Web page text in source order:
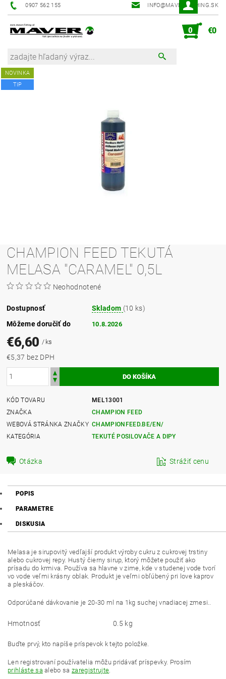
0907 562 155 INFO@MAVER-FISHING.SK
0 €0
NOVINKA
TIP
CHAMPION FEED TEKUTÁ
MELASA "CARAMEL" 0,5L
Neohodnotené
Dostupnosť Skladom (10 ks)
Môžeme doručiť do
10.8.2026
€6,60/ ks
€5,37 bez DPH
KÓD TOVARU
MEL13001
ZNAČKA
CHAMPION FEED
WEBOVÁ STRÁNKA ZNAČKY CHAMPIONFEED.BE/EN/
KATEGÓRIA
TEKUTÉ POSILOVAČE A DIPY
Otázka Strážiť cenu
POPIS
PARAMETRE
DISKUSIA
Melasa je sirupovitý vedľajší produkt výroby cukru z cukrovej trstiny
alebo cukrovej repy. Hustý čierny sirup, ktorý môžete použiť ako
prísadu do krmiva. Používa sa hlavne v zime, kde v studenej vode tvorí
vo vode veľmi krásny oblak. Produkt je veľmi obľúbený pri love kaprov
a pleskáčov.
Odporúčané dávkovanie je 20-30 ml na 1kg suchej vnadiacej zmesi..
Hmotnosť 0.5 kg
Buďte prvý, kto napíše príspevok k tejto položke.
Len registrovaní používatelia môžu pridávať príspevky. Prosím
prihláste sa alebo sazaregistrujte.